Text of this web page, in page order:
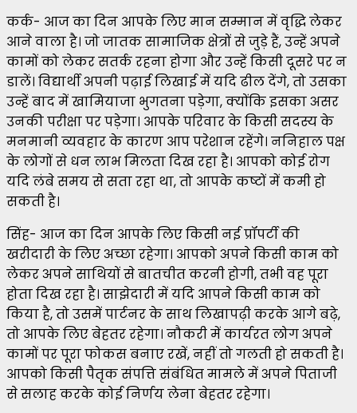
कर्क- आज का दिन आपके लिए मान सम्मान में वृद्धि लेकर
आने वाला है। जो जातक सामाजिक क्षेत्रों से जुड़े हैं, उन्हें अपने
कामों को लेकर सतर्क रहना होगा और उन्हें किसी दूसरे पर न
डालें। विद्यार्थी अपनी पढ़ाई लिखाई में यदि ढील देंगे, तो उसका
उन्हें बाद में खामियाजा भुगतना पड़ेगा, क्योंकि इसका असर
उनकी परीक्षा पर पड़ेगा। आपके परिवार के किसी सदस्य के
मनमानी व्यवहार के कारण आप परेशान रहेंगे। ननिहाल पक्ष
के लोगों से धन लाभ मिलता दिख रहा है। आपको कोई रोग
यदि लंबे समय से सता रहा था, तो आपके कष्टों में कमी हो
सकती है।
सिंह- आज का दिन आपके लिए किसी नई प्रॉपर्टी की
खरीदारी के लिए अच्छा रहेगा। आपको अपने किसी काम को
लेकर अपने साथियों से बातचीत करनी होगी, तभी वह पूरा
होता दिख रहा है। साझेदारी में यदि आपने किसी काम को
किया है, तो उसमें पार्टनर के साथ लिखापढ़ी करके आगे बढ़े,
तो आपके लिए बेहतर रहेगा। नौकरी में कार्यरत लोग अपने
कामों पर पूरा फोकस बनाए रखें, नहीं तो गलती हो सकती है।
आपको किसी पैतृक संपत्ति संबंधित मामले में अपने पिताजी
से सलाह करके कोई निर्णय लेना बेहतर रहेगा।